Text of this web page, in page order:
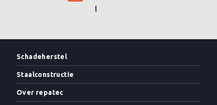
l
Schadeherstel
Staalconstructie
Over repatec